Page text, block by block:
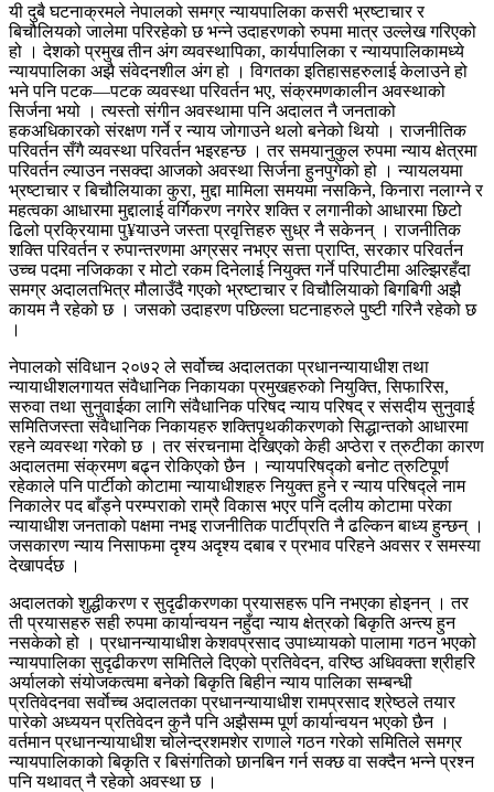
यी दुबै घटनाक्रमले नेपालको समग्र न्यायपालिका कसरी भ्रष्टाचार र
बिचौलियको जालेमा परिरहेको छ भन्ने उदाहरणको रुपमा मात्र उल्लेख गरिएको
हो । देशको प्रमुख तीन अंग व्यवस्थापिका, कार्यपालिका र न्यायपालिकामध्ये
न्यायपालिका अझै संवेदनशील अंग हो । विगतका इतिहासहरुलाई केलाउने हो
भने पनि पटक—पटक व्यवस्था परिवर्तन भए, संक्रमणकालीन अवस्थाको
सिर्जना भयो । त्यस्तो संगीन अवस्थामा पनि अदालत नै जनताको
हकअधिकारको संरक्षण गर्ने र न्याय जोगाउने थलो बनेको थियो । राजनीतिक
परिवर्तन सँगै व्यवस्था परिवर्तन भइरहन्छ । तर समयानुकुल रुपमा न्याय क्षेत्रमा
परिवर्तन ल्याउन नसक्दा आजको अवस्था सिर्जना हुनपुगेको हो । न्यायलयमा
भ्रष्टाचार र बिचौलियाका कुरा, मुद्दा मामिला समयमा नसकिने, किनारा नलाग्ने र
महत्वका आधारमा मुद्दालाई वर्गिकरण नगरेर शक्ति र लगानीको आधारमा छिटो
ढिलो प्रक्रियामा पु¥याउने जस्ता प्रवृत्तिहरु सुध्र नै सकेनन् । राजनीतिक
शक्ति परिवर्तन र रुपान्तरणमा अग्रसर नभएर सत्ता प्राप्ति, सरकार परिवर्तन
उच्च पदमा नजिकका र मोटो रकम दिनेलाई नियुक्त गर्ने परिपाटीमा अल्झिरहँदा
समग्र अदालतभित्र मौलाउँदै गएको भ्रष्टाचार र विचौलियाको बिगबिगी अझै
कायम नै रहेको छ । जसको उदाहरण पछिल्ला घटनाहरुले पुष्टी गरिनै रहेको छ
।
नेपालको संविधान २०७२ ले सर्वोच्च अदालतका प्रधानन्यायाधीश तथा
न्यायाधीशलगायत संवैधानिक निकायका प्रमुखहरुको नियुक्ति, सिफारिस,
सरुवा तथा सुनुवाईका लागि संवैधानिक परिषद न्याय परिषद् र संसदीय सुनुवाई
समितिजस्ता संवैधानिक निकायहरु शक्तिपृथकीकरणको सिद्धान्तको आधारमा
रहने व्यवस्था गरेको छ । तर संरचनामा देखिएको केही अप्ठेरा र त्रुटीका कारण
अदालतमा संक्रमण बढ्न रोकिएको छैन । न्यायपरिषद्को बनोट त्रुटिपूर्ण
रहेकाले पनि पार्टीको कोटामा न्यायाधीशहरु नियुक्त हुने र न्याय परिषद्ले नाम
निकालेर पद बाँड्ने परम्पराको राम्रै विकास भएर पनि दलीय कोटामा परेका
न्यायाधीश जनताको पक्षमा नभइ राजनीतिक पार्टीप्रति नै ढल्किन बाध्य हुन्छन् ।
जसकारण न्याय निसाफमा दृश्य अदृश्य दबाब र प्रभाव परिहने अवसर र समस्या
देखापर्दछ ।
अदालतको शुद्धीकरण र सुदृढीकरणका प्रयासहरू पनि नभएका होइनन् । तर
ती प्रयासहरु सही रुपमा कार्यान्वयन नहुँदा न्याय क्षेत्रको बिकृति अन्त्य हुन
नसकेको हो । प्रधानन्यायाधीश केशवप्रसाद उपाध्यायको पालामा गठन भएको
न्यायपालिका सुदृढीकरण समितिले दिएको प्रतिवेदन, वरिष्ठ अधिवक्ता श्रीहरि
अर्यालको संयोजकत्वमा बनेको बिकृति बिहीन न्याय पालिका सम्बन्धी
प्रतिवेदनवा सर्वाेच्च अदालतका प्रधानन्यायाधीश रामप्रसाद श्रेष्ठले तयार
पारेको अध्ययन प्रतिवेदन कुनै पनि अझैसम्म पूर्ण कार्यान्वयन भएको छैन ।
वर्तमान प्रधानन्यायाधीश चोलेन्द्रशमशेर राणाले गठन गरेको समितिले समग्र
न्यायपालिकाको बिकृति र बिसंगतिको छानबिन गर्न सक्छ वा सक्दैन भन्ने प्रश्न
पनि यथावत् नै रहेको अवस्था छ ।